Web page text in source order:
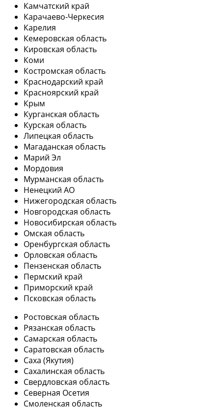
Камчатский край
Карачаево-Черкесия
Карелия
Кемеровская область
Кировская область
Коми
Костромская область
Краснодарский край
Красноярский край
Крым
Курганская область
Курская область
Липецкая область
Магаданская область
Марий Эл
Мордовия
Мурманская область
Ненецкий АО
Нижегородская область
Новгородская область
Новосибирская область
Омская область
Оренбургская область
Орловская область
Пензенская область
Пермский край
Приморский край
Псковская область
Ростовская область
Рязанская область
Самарская область
Саратовская область
Саха (Якутия)
Сахалинская область
Свердловская область
Северная Осетия
Смоленская область